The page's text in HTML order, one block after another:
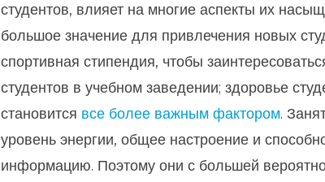
студентов, влияет на многие аспекты их
большое значение для привлечения новых
спортивная стипендия, чтобы
студентов в учебном заведении; здоровье
становится все более важным фактором.
уровень энергии, общее настроение и
информацию. Поэтому они с большей